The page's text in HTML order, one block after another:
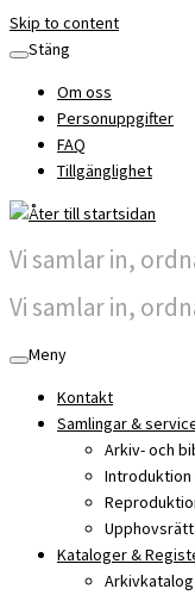
Skip to content
Stäng
Om oss
Personuppgifter
FAQ
Tillgänglighet
Vi samlar in,
Vi samlar in,
Meny
Kontakt
Samlingar &
Arkiv- och
Introduktion
Upphovsrätt
Kataloger &
Arkivkatalog